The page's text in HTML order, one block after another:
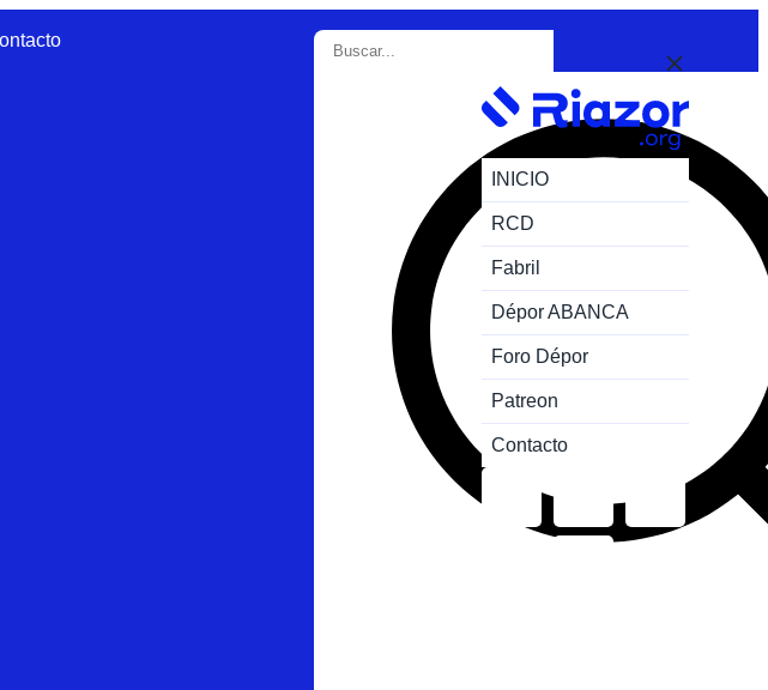
INICIO
RCD
Fabril
Dépor ABANCA
Foro Dépor
Patreon
Contacto